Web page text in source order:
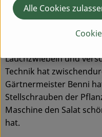
Liebe Leute,
unser
Lauchzwiebeln und
Technik hat
Gärtnermeister Benni
Stellschrauben der
Maschine den Salat
hat.
Alle Cookies